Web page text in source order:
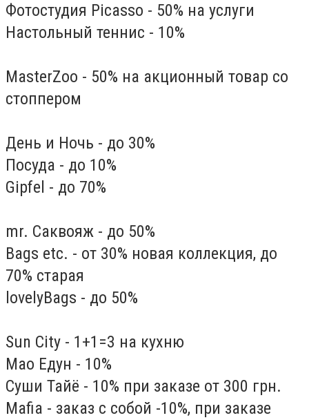
Фотостудия Picasso - 50% на услуги
Настольный теннис - 10%
MasterZoo - 50% на акционный товар со
стоппером
День и Ночь - до 30%
Посуда - до 10%
Gipfel - до 70%
mr. Саквояж - до 50%
Bags etc. - от 30% новая коллекция, до
70% старая
lovelyBags - до 50%
Sun City - 1+1=3 на кухню
Мао Едун - 10%
Суши Тайё - 10% при заказе от 300 грн.
Mafia - заказ с собой -10%, при заказе